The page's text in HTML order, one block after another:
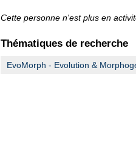
Cette personne n'est plus en
Thématiques de recherche
EvoMorph - Evolution &